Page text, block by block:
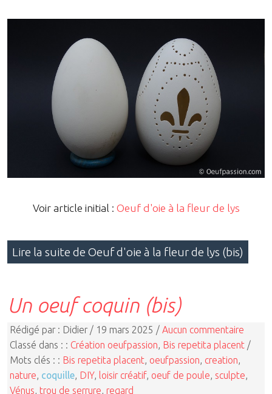
Voir article initial : Oeuf d'oie à la fleur de lys
Lire la suite de Oeuf d'oie à la fleur de lys (bis)
Un oeuf coquin (bis)
Rédigé par : Didier / 19 mars 2025 / Aucun commentaire
Classé dans : : Création oeufpassion, Bis repetita placent /
Mots clés : : Bis repetita placent, oeufpassion, creation,
nature, coquille, DIY, loisir créatif, oeuf de poule, sculpte,
Vénus, trou de serrure, regard